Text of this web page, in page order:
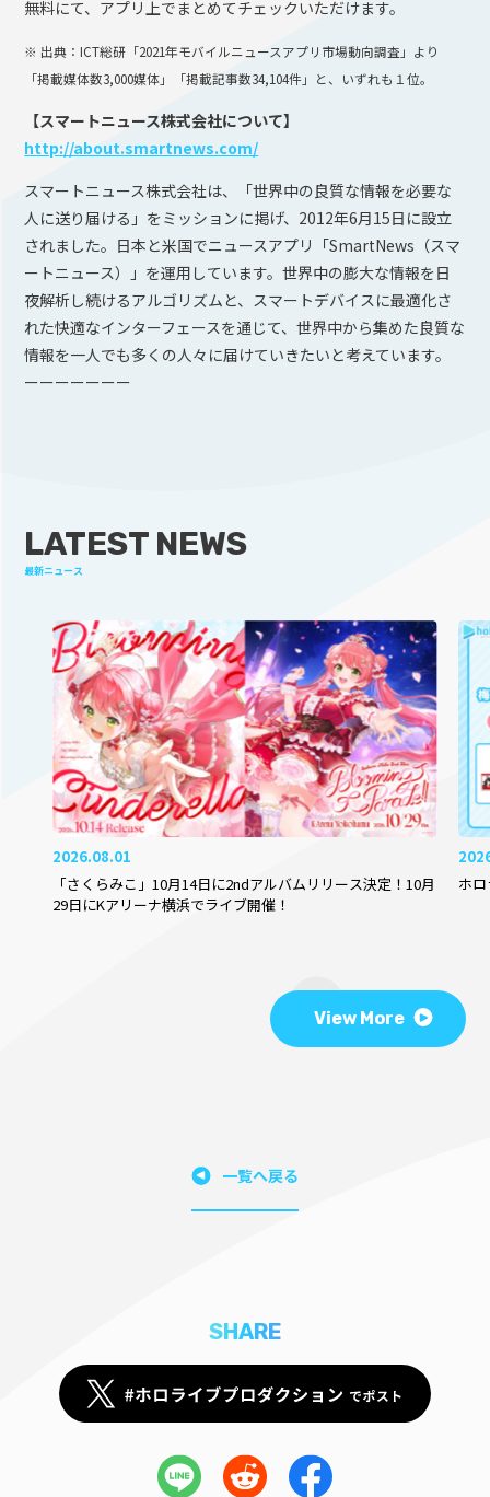
無料にて、アプリ上でまとめてチェックいただけます。
※ 出典：ICT総研「2021年モバイルニュースアプリ市場動向調査」より
「掲載媒体数3,000媒体」「掲載記事数34,104件」と、いずれも１位。
【スマートニュース株式会社について】
http://about.smartnews.com/
スマートニュース株式会社は、「世界中の良質な情報を必要な
人に送り届ける」をミッションに掲げ、2012年6月15日に設立
されました。日本と米国でニュースアプリ「SmartNews（スマ
ートニュース）」を運用しています。世界中の膨大な情報を日
夜解析し続けるアルゴリズムと、スマートデバイスに最適化さ
れた快適なインターフェースを通じて、世界中から集めた良質な
情報を一人でも多くの人々に届けていきたいと考えています。
ーーーーーーー
LATEST NEWS
最新ニュース
2026.08.01
「さくらみこ」10月14日に2ndアルバムリリース決定！10月
29日にKアリーナ横浜でライブ開催！
ホ
View More
一覧へ戻る
SHARE